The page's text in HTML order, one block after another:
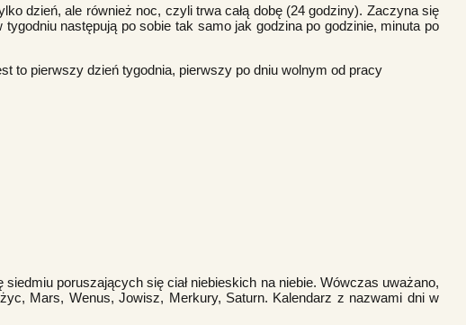
dzień, ale również noc, czyli trwa całą dobę (24 godziny). Zaczyna się
następują po sobie tak samo jak godzina po godzinie, minuta po
to pierwszy dzień tygodnia, pierwszy po dniu wolnym od pracy
poruszających się ciał niebieskich na niebie. Wówczas uważano,
Mars, Wenus, Jowisz, Merkury, Saturn. Kalendarz z nazwami dni w